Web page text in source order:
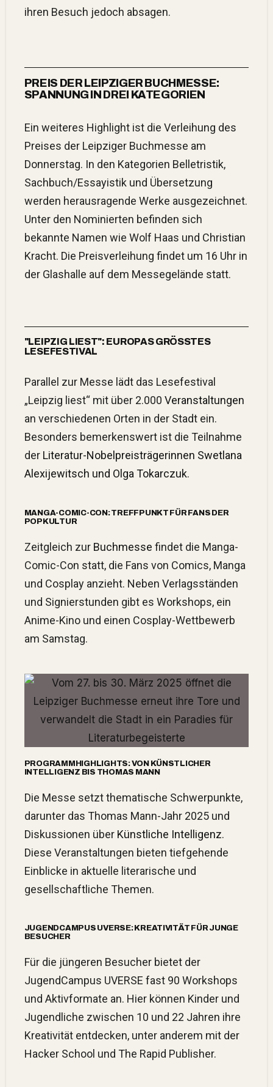
ihren Besuch jedoch absagen.
PREIS DER LEIPZIGER BUCHMESSE:
SPANNUNG IN DREI KATEGORIEN
Ein weiteres Highlight ist die Verleihung des
Preises der Leipziger Buchmesse am
Donnerstag. In den Kategorien Belletristik,
Sachbuch/Essayistik und Übersetzung
werden herausragende Werke ausgezeichnet.
Unter den Nominierten befinden sich
bekannte Namen wie Wolf Haas und Christian
Kracht. Die Preisverleihung findet um 16 Uhr in
der Glashalle auf dem Messegelände statt.
"LEIPZIG LIEST": EUROPAS GRÖSSTES L
ESEFESTIVAL
Parallel zur Messe lädt das Lesefestival
„Leipzig liest“ mit über 2.000 Veranstaltungen
an verschiedenen Orten in der Stadt ein.
Besonders bemerkenswert ist die Teilnahme
der Literatur-Nobelpreisträgerinnen Swetlana
Alexijewitsch und Olga Tokarczuk.
MANGA-COMIC-CON: TREFFPUNKT FÜR FANS DER
POPKULTUR
Zeitgleich zur Buchmesse findet die Manga-
Comic-Con statt, die Fans von Comics, Manga
und Cosplay anzieht. Neben Verlagsständen
und Signierstunden gibt es Workshops, ein
Anime-Kino und einen Cosplay-Wettbewerb
am Samstag.
PROGRAMMHIGHLIGHTS: VON KÜNSTLICHER
INTELLIGENZ BIS THOMAS MANN
Die Messe setzt thematische Schwerpunkte,
darunter das Thomas Mann-Jahr 2025 und
Diskussionen über Künstliche Intelligenz.
Diese Veranstaltungen bieten tiefgehende
Einblicke in aktuelle literarische und
gesellschaftliche Themen.
JUGENDCAMPUS UVERSE: KREATIVITÄT FÜR JUNGE
BESUCHER
Für die jüngeren Besucher bietet der
JugendCampus UVERSE fast 90 Workshops
und Aktivformate an. Hier können Kinder und
Jugendliche zwischen 10 und 22 Jahren ihre
Kreativität entdecken, unter anderem mit der
Hacker School und The Rapid Publisher.